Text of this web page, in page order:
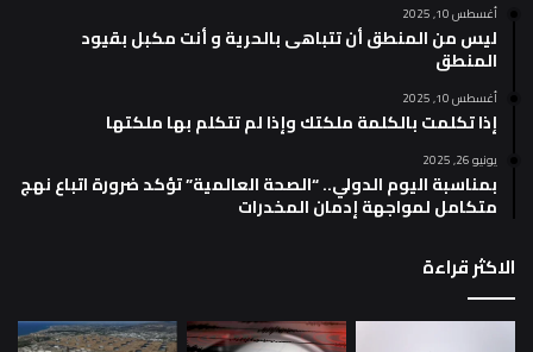
أغسطس 10, 2025
ليس من المنطق أن تتباهى بالحرية و أنت مكبل بقيود
المنطق
أغسطس 10, 2025
إذا تكلمت بالكلمة ملكتك وإذا لم تتكلم بها ملكتها
يونيو 26, 2025
بمناسبة اليوم الدولي.. “الصحة العالمية” تؤكد ضرورة اتباع نهج
متكامل لمواجهة إدمان المخدرات
الاكثر قراءة